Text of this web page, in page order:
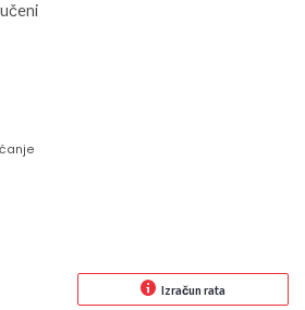
Izračun rata